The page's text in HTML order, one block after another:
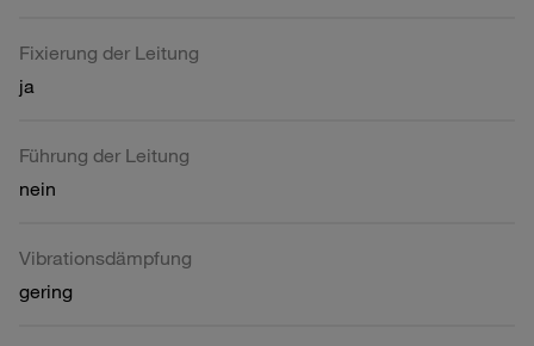
Fixierung der Leitung
ja
Führung der Leitung
nein
Vibrationsdämpfung
gering